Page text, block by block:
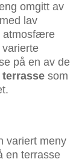
omgitt av
lav
atmosfære
på en av de
terrasse som
variert meny
en terrasse